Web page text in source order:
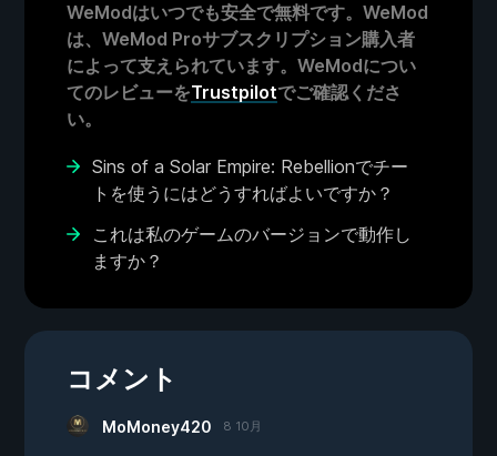
WeModはいつでも安全で無料です。WeMod
は、WeMod Proサブスクリプション購入者
によって支えられています。WeModについ
てのレビューをTrustpilotでご確認くださ
い。
Sins of a Solar Empire: Rebellionでチー
トを使うにはどうすればよいですか？
これは私のゲームのバージョンで動作し
ますか？
コメント
MoMoney420 8 10月